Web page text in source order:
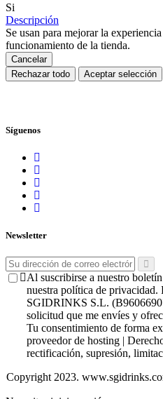
Si
Descripción
Se usan para mejorar la
funcionamiento de la tienda.
Cancelar
Rechazar todo
Aceptar selección
Síguenos
Newsletter
Al suscribirse a nuestro
nuestra política de privacidad.
SGIDRINKS S.L.
solicitud que me envíes y
Tu consentimiento de forma
proveedor de hosting |
rectificación, supresión,
Copyright 2023.